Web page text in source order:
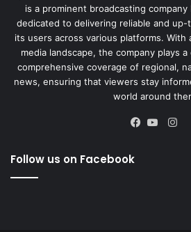
is a prominent broadcasting company
dedicated to delivering reliable and
its users across various platforms.
media landscape, the company plays
comprehensive coverage of regional,
news, ensuring that viewers stay
world around
Follow us on Facebook